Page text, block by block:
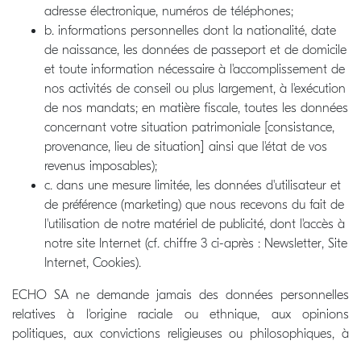
adresse électronique, numéros de téléphones;
b. informations personnelles dont la nationalité, date
de naissance, les données de passeport et de domicile
et toute information nécessaire à l'accomplissement de
nos activités de conseil ou plus largement, à l'exécution
de nos mandats; en matière fiscale, toutes les données
concernant votre situation patrimoniale [consistance,
provenance, lieu de situation] ainsi que l'état de vos
revenus imposables);
c. dans une mesure limitée, les données d'utilisateur et
de préférence (marketing) que nous recevons du fait de
l'utilisation de notre matériel de publicité, dont l'accès à
notre site Internet (cf. chiffre 3 ci-après : Newsletter, Site
Internet, Cookies).
ECHO SA ne demande jamais des données personnelles
relatives à l'origine raciale ou ethnique, aux opinions
politiques, aux convictions religieuses ou philosophiques, à